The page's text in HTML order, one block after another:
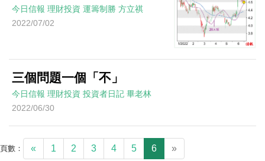
今日信報 理財投資 運籌制勝 方立祺
2022/07/02
三個問題一個「不」
今日信報 理財投資 投資者日記 畢老林
2022/06/30
頁數： « 1 2 3 4 5 6 »